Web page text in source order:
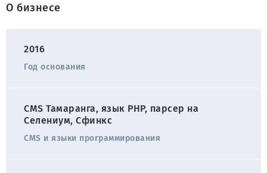
О бизнесе
2016
Год основания
CMS Тамаранга, язык PHP, парсер на
Селениум, Сфинкс
CMS и языки программирования